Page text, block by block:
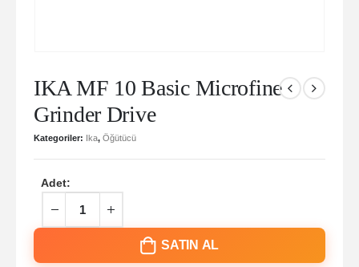
IKA MF 10 Basic Microfine
Grinder Drive
Kategoriler: Ika, Öğütücü
Adet:
SATIN AL